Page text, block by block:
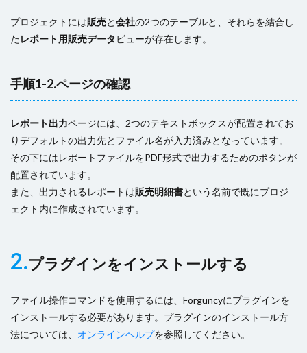
プロジェクトには販売と会社の2つのテーブルと、それらを結合し
たレポート用販売データ ビューが存在します。
手順1-2.ページの確認
レポート出力ページには、2つのテキストボックスが配置されてお
りデフォルトの出力先とファイル名が入力済みとなっています。
その下にはレポートファイルをPDF形式で出力するためのボタンが
配置されています。
また、出力されるレポートは販売明細書という名前で既にプロジ
ェクト内に作成されています。
2.プラグインをインストールする
ファイル操作コマンドを使用するには、Forguncyにプラグインを
インストールする必要があります。プラグインのインストール方
法については、 オンラインヘルプを参照してください。